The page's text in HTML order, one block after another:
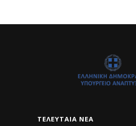
ΤΕΛΕΥΤΑΊΑ ΝΈΑ